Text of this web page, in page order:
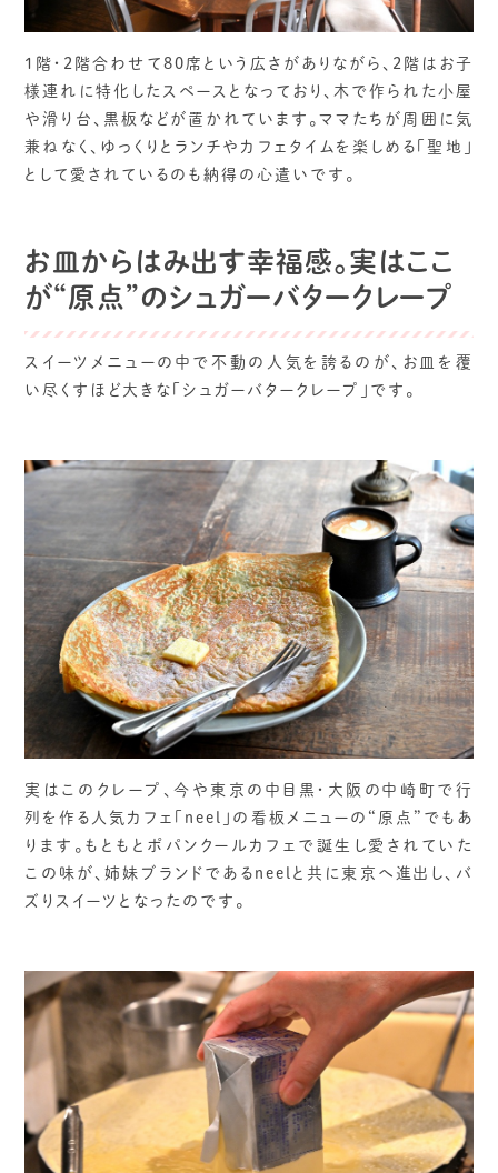
1階・2階合わせて80席という広さがありながら、2階はお子
様連れに特化したスペースとなっており、木で作られた小屋
や滑り台、黒板などが置かれています。ママたちが周囲に気
兼ねなく、ゆっくりとランチやカフェタイムを楽しめる「聖地」
として愛されているのも納得の心遣いです。
お皿からはみ出す幸福感。実はここ
が“原点”のシュガーバタークレープ
スイーツメニューの中で不動の人気を誇るのが、お皿を覆
い尽くすほど大きな「シュガーバタークレープ」です。
実はこのクレープ、今や東京の中目黒・大阪の中崎町で行
列を作る人気カフェ「neel」の看板メニューの“原点”でもあ
ります。もともとポパンクールカフェで誕生し愛されていた
この味が、姉妹ブランドであるneelと共に東京へ進出し、バ
ズりスイーツとなったのです。